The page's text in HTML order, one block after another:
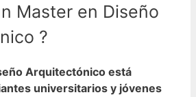
Master en Diseño
?
Arquitectónico está
universitarios y jóvenes